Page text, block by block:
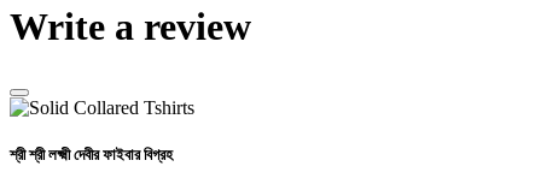
Write a review
শ্রী শ্রী লক্ষ্মী দেবীর ফাইবার বিগ্রহ